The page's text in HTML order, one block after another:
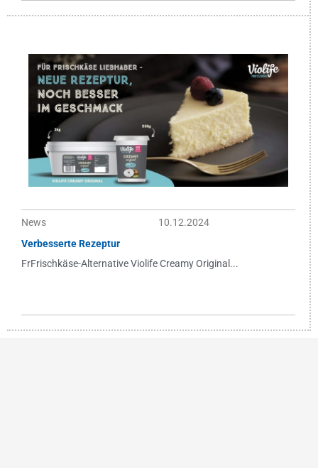
News
10.12.2024
Verbesserte Rezeptur
FrFrischkäse-Alternative Violife Creamy Original...